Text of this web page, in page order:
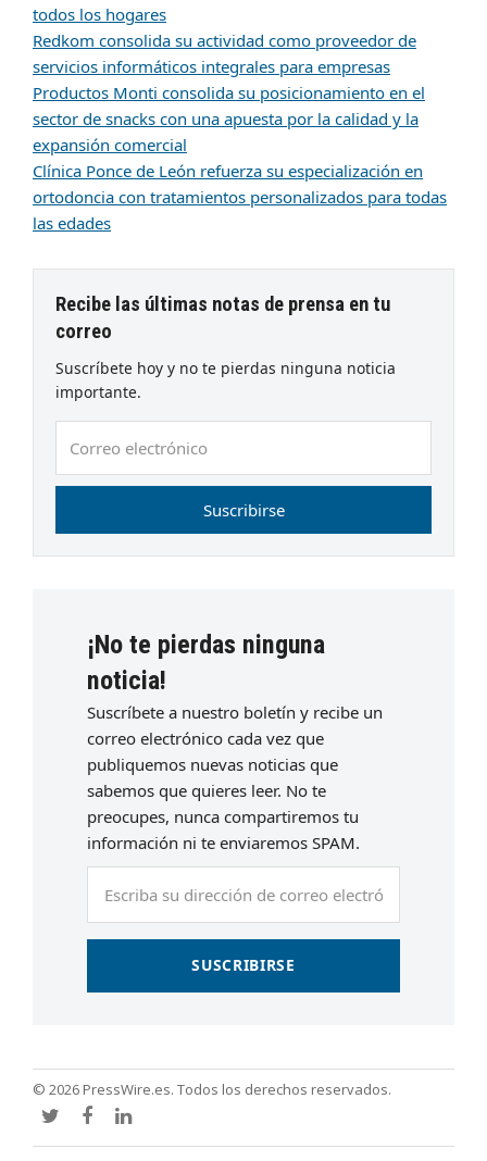
todos los hogares
Redkom consolida su actividad como proveedor de
servicios informáticos integrales para empresas
Productos Monti consolida su posicionamiento en el
sector de snacks con una apuesta por la calidad y la
expansión comercial
Clínica Ponce de León refuerza su especialización en
ortodoncia con tratamientos personalizados para todas
las edades
Recibe las últimas notas de prensa en tu
correo
Suscríbete hoy y no te pierdas ninguna noticia
importante.
electrónico
Suscribirse
¡No te pierdas ninguna
noticia!
Suscríbete a nuestro boletín y recibe un
correo electrónico cada vez que
publiquemos nuevas noticias que
sabemos que quieres leer. No te
preocupes, nunca compartiremos tu
información ni te enviaremos SPAM.
SUSCRIBIRSE
© 2026 PressWire.es. Todos los derechos reservados.
TwitterFacebook
LinkedIn